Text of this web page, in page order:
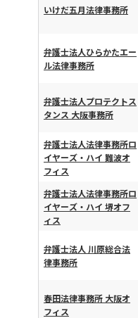
いけだ五月法律事務所
弁護士法人ひらかたエー
ル法律事務所
弁護士法人プロテクトス
タンス 大阪事務所
弁護士法人法律事務所ロ
イヤーズ・ハイ 難波オ
フィス
弁護士法人法律事務所ロ
イヤーズ・ハイ 堺オフ
ィス
弁護士法人 川原総合法
律事務所
春田法律事務所 大阪オ
フィス